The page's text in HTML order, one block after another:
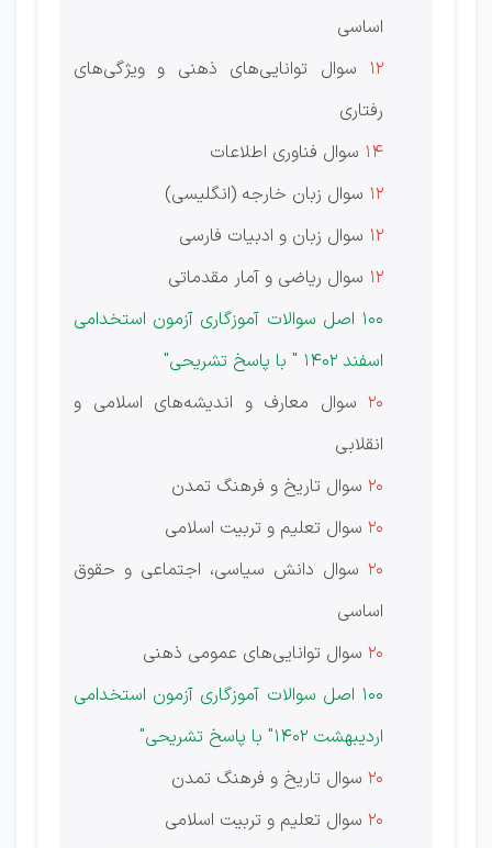
اساسی
12 سوال توانایی‌های ذهنی و ویژگی‌های
رفتاری
14 سوال فناوری اطلاعات
12 سوال زبان خارجه (انگلیسی)
12 سوال زبان و ادبیات فارسی
12 سوال ریاضی و آمار مقدماتی
100 اصل سوالات آموزگاری آزمون استخدامی
اسفند 1402 " با پاسخ تشریحی"
20 سوال معارف و اندیشه‌های اسلامی و
انقلابی
20 سوال تاریخ و فرهنگ تمدن
20 سوال تعلیم و تربیت اسلامی
20 سوال دانش سیاسی، اجتماعی و حقوق
اساسی
20 سوال توانایی‌های عمومی ذهنی
100 اصل سوالات آموزگاری آزمون استخدامی
اردیبهشت 1402" با پاسخ تشریحی"
20 سوال تاریخ و فرهنگ تمدن
20 سوال تعلیم و تربیت اسلامی